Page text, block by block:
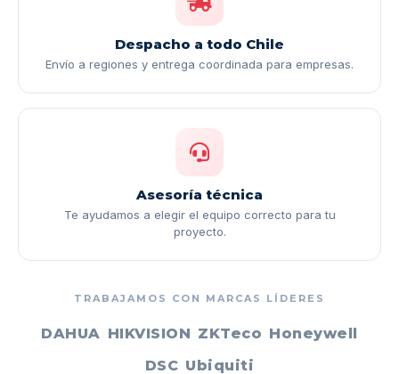
Despacho a todo Chile
Envío a regiones y entrega coordinada para empresas.
Asesoría técnica
Te ayudamos a elegir el equipo correcto para tu
proyecto.
TRABAJAMOS CON MARCAS LÍDERES
DAHUA HIKVISION ZKTeco Honeywell
DSC Ubiquiti